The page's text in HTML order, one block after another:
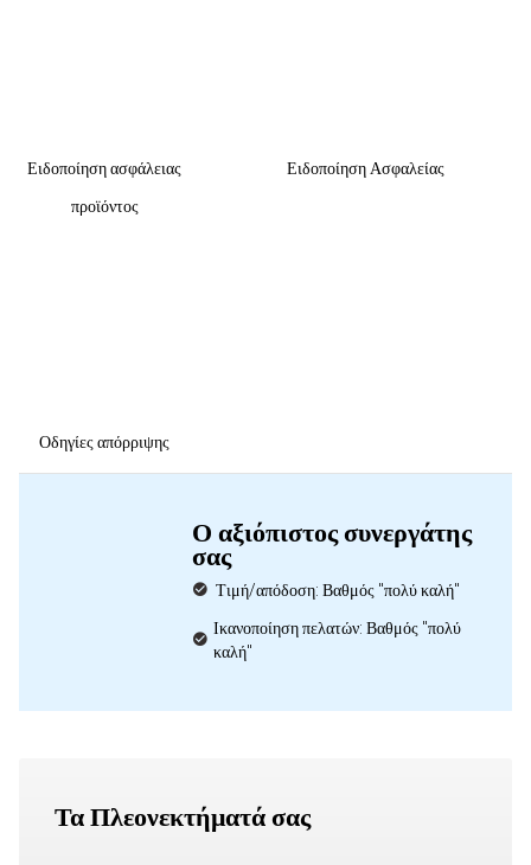
Ειδοποίηση ασφάλειας
προϊόντος
Ειδοποίηση Ασφαλείας
Οδηγίες απόρριψης
Ο αξιόπιστος συνεργάτης
σας
Τιμή/απόδοση: Βαθμός "πολύ καλή"
Ικανοποίηση πελατών: Βαθμός "πολύ
καλή"
Τα Πλεονεκτήματά σας